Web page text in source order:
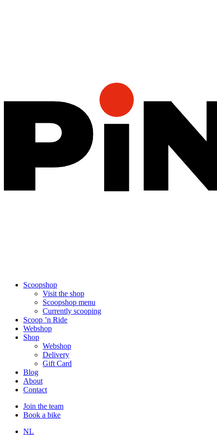
Scoopshop
Visit the shop
Scoopshop menu
Currently scooping
Scoop ’n Ride
Webshop
Shop
Webshop
Delivery
Gift Card
Blog
About
Contact
Join the team
Book a bike
NL